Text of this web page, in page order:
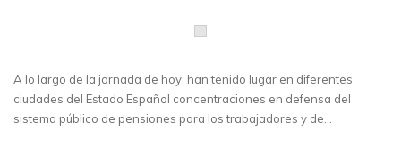
A lo largo de la jornada de hoy, han tenido lugar en diferentes
ciudades del Estado Español concentraciones en defensa del
sistema público de pensiones para los trabajadores y de…